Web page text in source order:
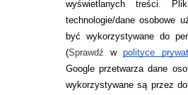
wyświetlanych treści.
technologie/dane osobowe
być wykorzystywane do
(Sprawdźwpolityce
Google przetwarza dane
wykorzystywane są przez
JAK ZAMAWIAĆ?
ZWROTY I REKLAMACJA
WARUNKI ZAKUPÓW